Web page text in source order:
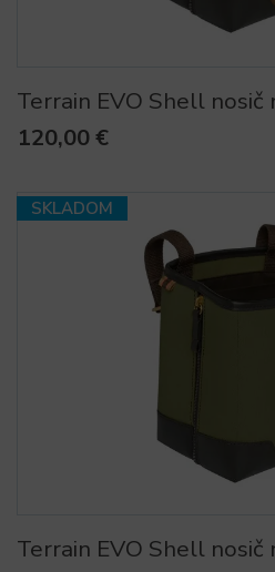
Terrain EVO Shell
120,00 €
SKLADOM
Terrain EVO Shell nosič